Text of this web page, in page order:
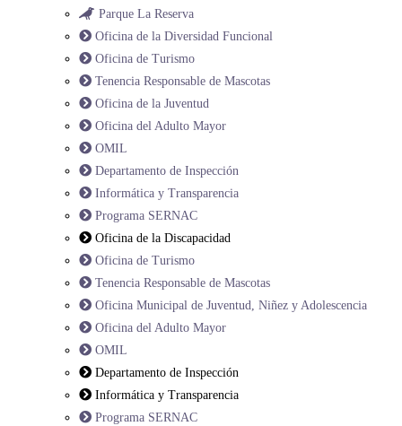
Parque La Reserva
Oficina de la Diversidad Funcional
Oficina de Turismo
Tenencia Responsable de Mascotas
Oficina de la Juventud
Oficina del Adulto Mayor
OMIL
Departamento de Inspección
Informática y Transparencia
Programa SERNAC
Oficina de la Discapacidad
Oficina de Turismo
Tenencia Responsable de Mascotas
Oficina Municipal de Juventud, Niñez y Adolescencia
Oficina del Adulto Mayor
OMIL
Departamento de Inspección
Informática y Transparencia
Programa SERNAC